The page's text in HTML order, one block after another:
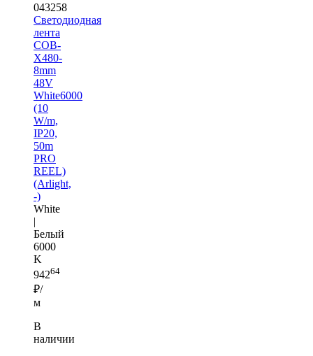
043258
Светодиодная
лента
COB-
X480-
8mm
48V
White6000
(10
W/m,
IP20,
50m
PRO
REEL)
(Arlight,
-)
White
|
Белый
6000
K
94264
₽/
м
В
наличии